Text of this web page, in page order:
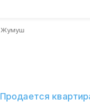
Продается